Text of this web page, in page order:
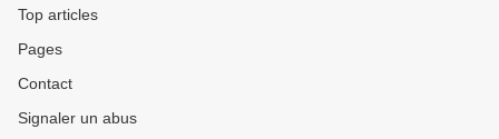
Top articles
Pages
Contact
Signaler un abus